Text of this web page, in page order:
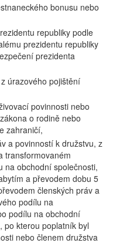
bonusu nebo
republiky podle
prezidentu republiky
prezidenta
úrazového pojištění
povinnosti nebo
o rodině nebo
zahraničí,
a povinností k družstvu, z
transformovaném
na obchodní společnosti,
a převodem dobu 5
členských práv a
podílu na
podílu na obchodní
po kterou poplatník byl
nebo členem družstva